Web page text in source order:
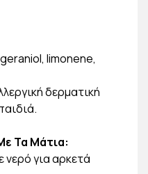
limonene,
δερματική
Τα Μάτια:
νερό για αρκετά